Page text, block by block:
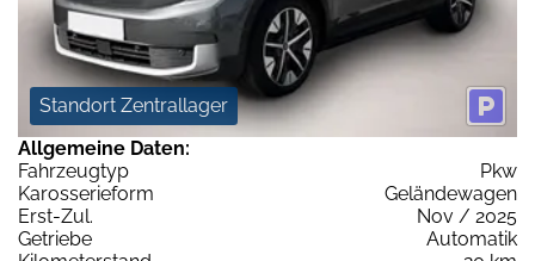
Standort Zentrallager
Allgemeine Daten:
Fahrzeugtyp
Pkw
Karosserieform
Geländewagen
Erst-Zul.
Nov / 2025
Getriebe
Automatik